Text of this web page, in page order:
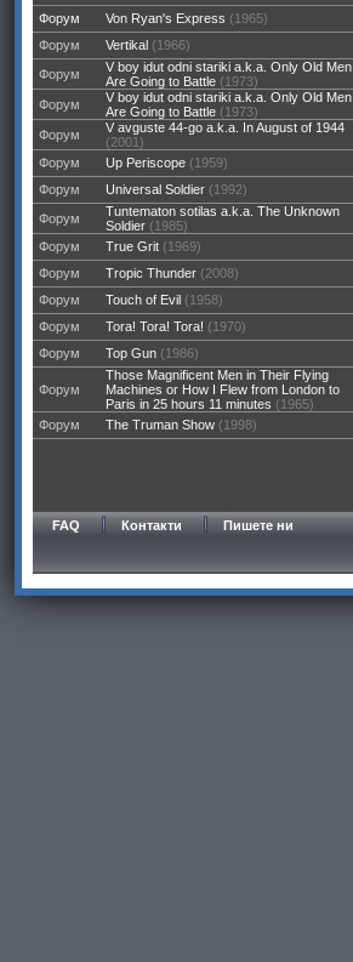
Форум
Von Ryan's Express (1965)
Форум
Vertikal (1966)
Форум
V boy idut odni stariki a.k.a. Only Old Men
Are Going to Battle (1973)
Форум
V boy idut odni stariki a.k.a. Only Old Men
Are Going to Battle (1973)
Форум
V avguste 44-go a.k.a. In August of 1944
(2001)
Форум
Up Periscope (1959)
Форум
Universal Soldier (1992)
Форум
Tuntematon sotilas a.k.a. The Unknown
Soldier (1985)
Форум
True Grit (1969)
Форум
Tropic Thunder (2008)
Форум
Touch of Evil (1958)
Форум
Tora! Tora! Tora! (1970)
Форум
Top Gun (1986)
Форум
Those Magnificent Men in Their Flying
Machines or How I Flew from London to
Paris in 25 hours 11 minutes (1965)
Форум The Truman Show (1998)
FAQ Контакти Пишете ни